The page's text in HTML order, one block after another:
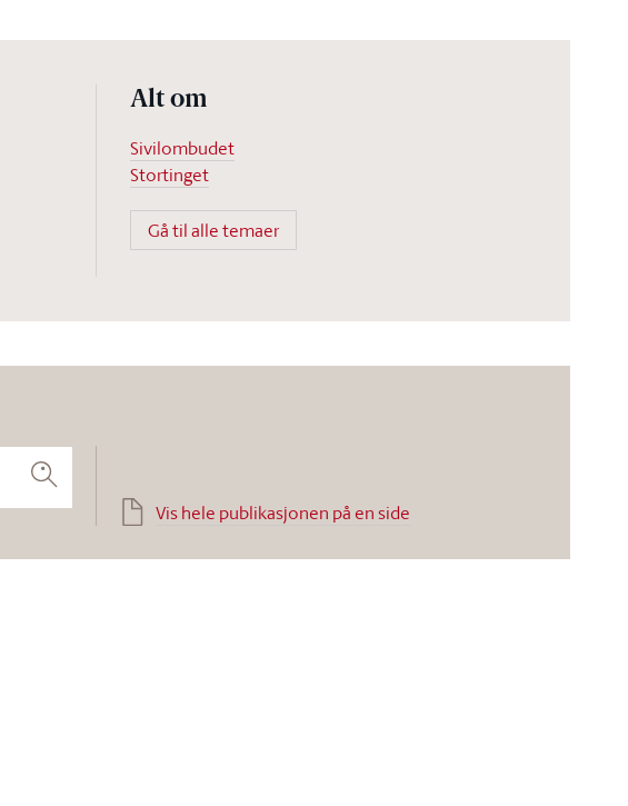
Alt om
Sivilombudet
Stortinget
Gå til alle temaer
Søk
Vis hele publikasjonen på en side